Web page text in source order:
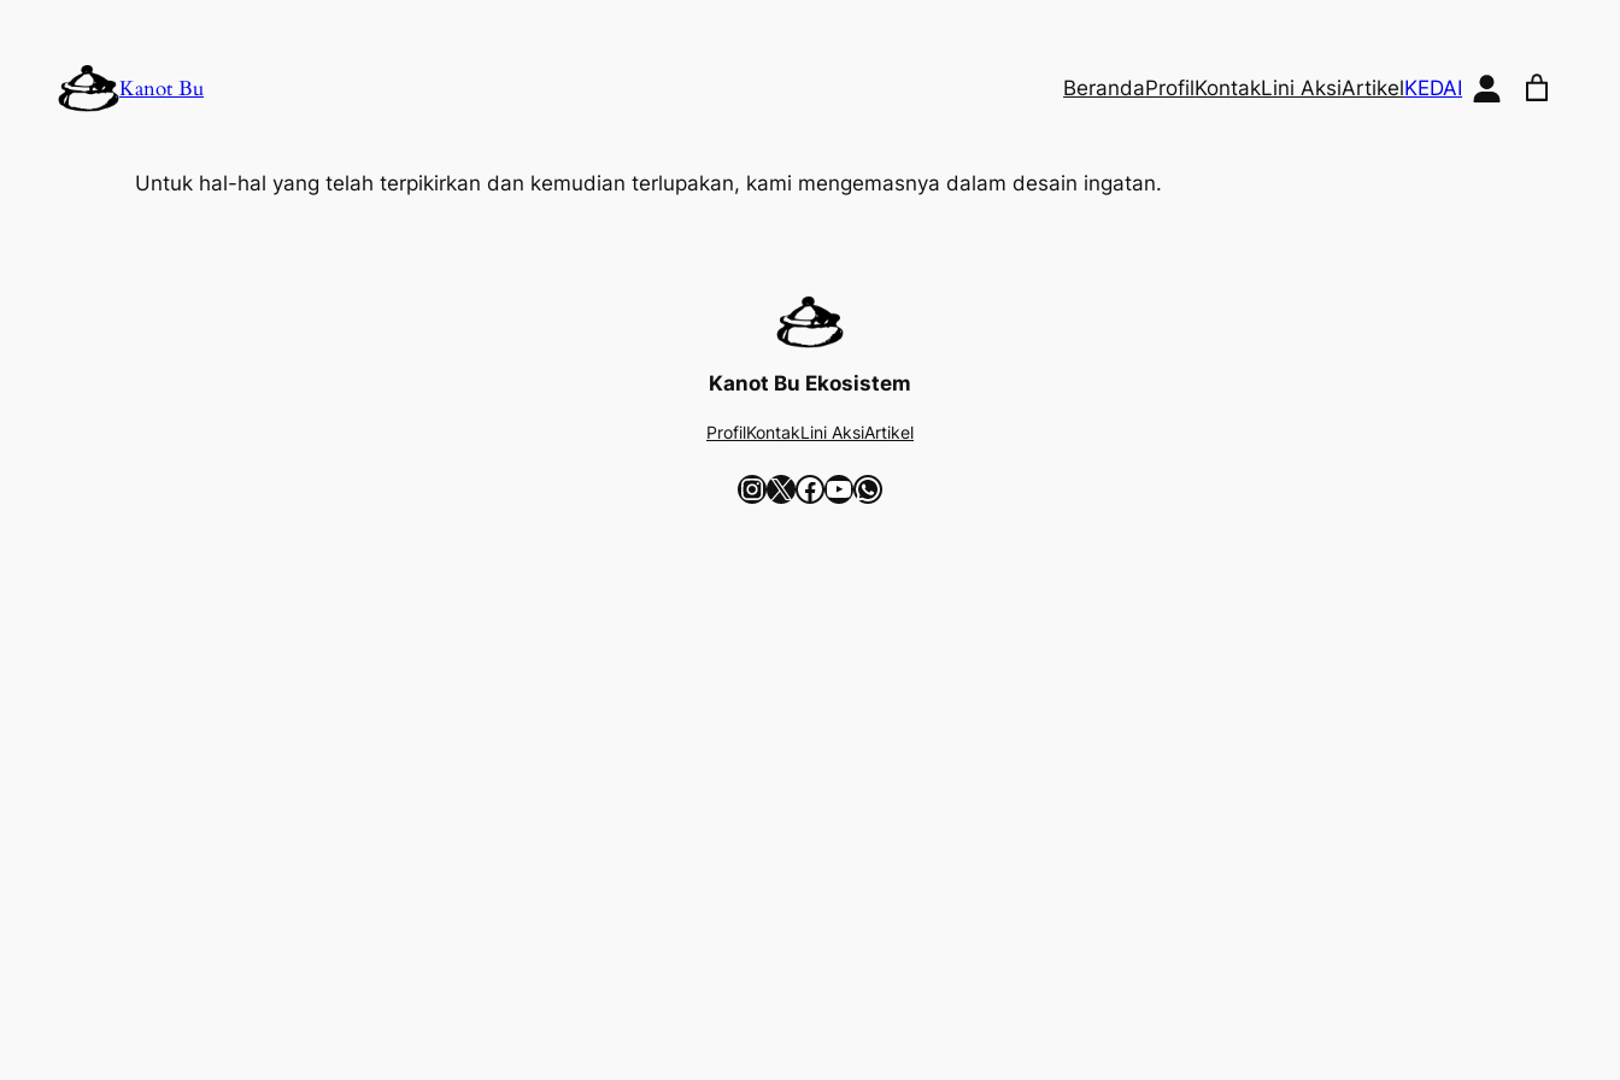
konten
Kanot Bu BerandaProfilKontakLini AksiArtikelKEDAI
Untuk hal-hal yang telah terpikirkan dan kemudian terlupakan, kami mengemasnya dalam desain ingatan.
Kanot Bu Ekosistem
ProfilKontakLini AksiArtikel
InstagramX Facebook YouTube WhatsApp